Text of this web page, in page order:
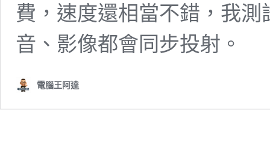
費，速度還相當不錯，我
音、影像都會同步投射。
電腦王阿達